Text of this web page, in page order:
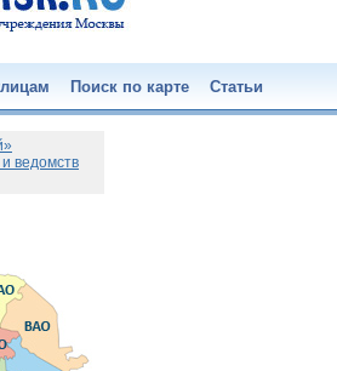
Поиск по карте Статьи
ведомств